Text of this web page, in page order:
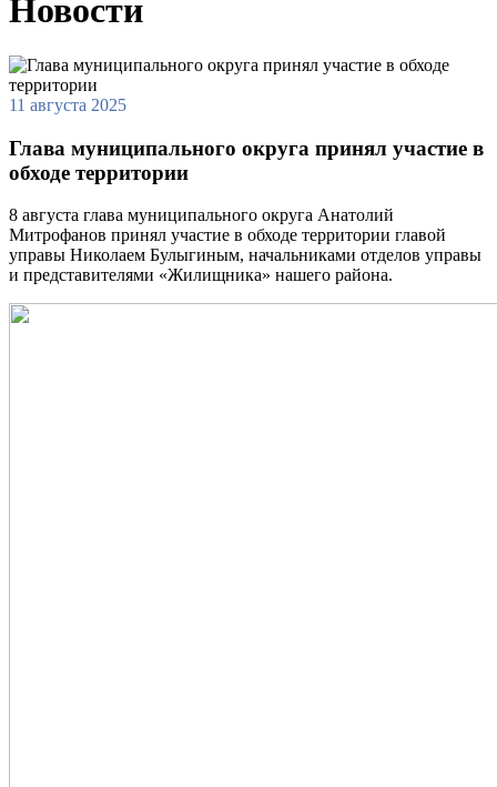
Новости
11 августа 2025
Глава муниципального округа принял участие в
обходе территории
8 августа глава муниципального округа Анатолий
Митрофанов принял участие в обходе территории главой
управы Николаем Булыгиным, начальниками отделов управы
и представителями «Жилищника» нашего района.